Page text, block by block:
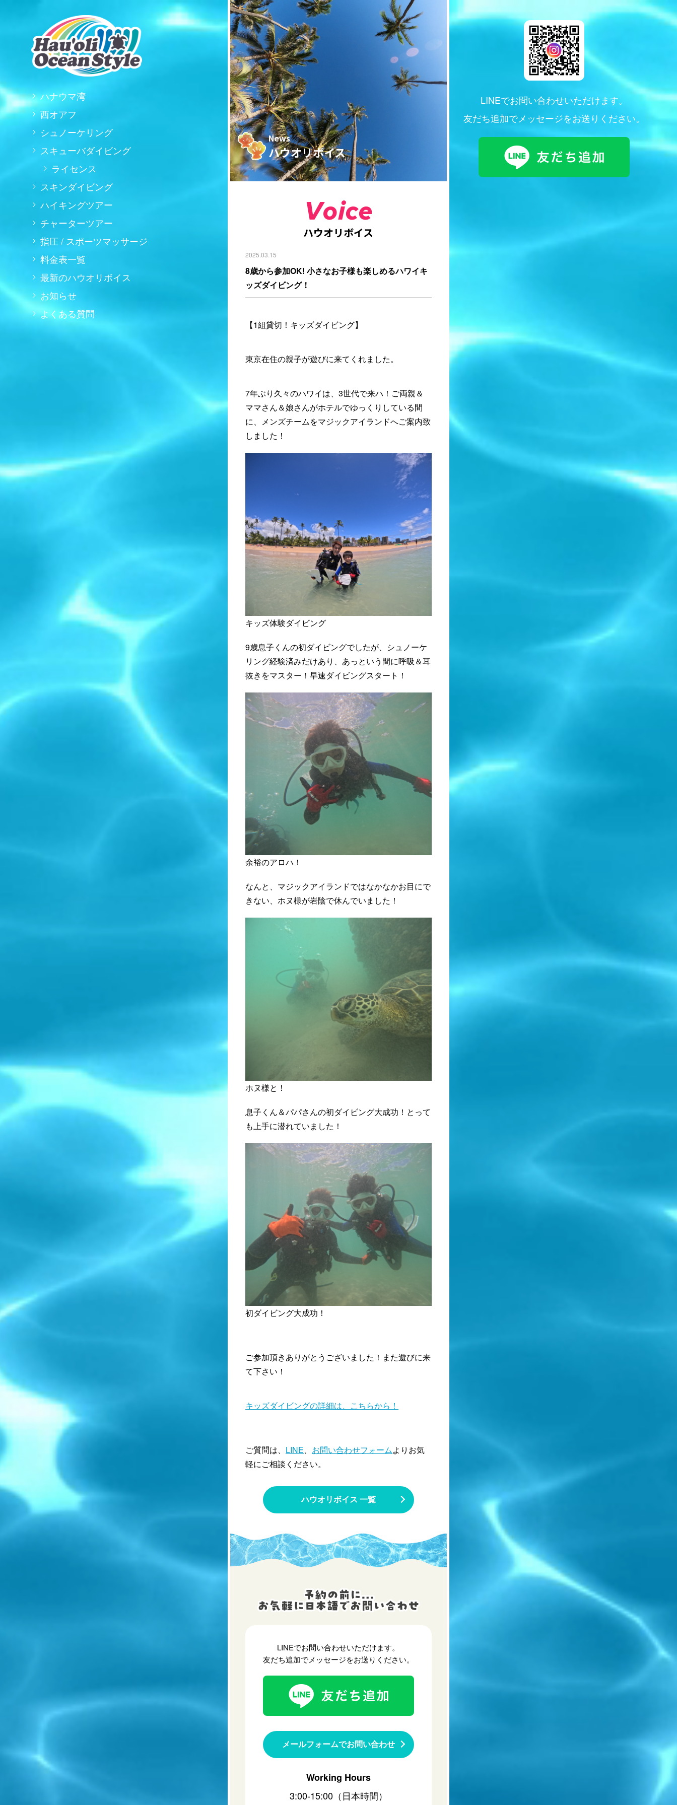
ハナウマ湾
西オアフ
シュノーケリング
スキューバダイビング
ライセンス
スキンダイビング
ハイキングツアー
チャーターツアー
指圧 / スポーツマッサージ
料金表一覧
最新のハウオリボイス
お知らせ
よくある質問
LINEでお問い合わせいただけます。
友だち追加でメッセージをお送りください。
News
ハウオリボイス
Voice
ハウオリボイス
2025.03.15
8歳から参加OK! 小さなお子様も楽しめるハワイキ
ッズダイビング！
【1組貸切！キッズダイビング】
東京在住の親子が遊びに来てくれました。
7年ぶり久々のハワイは、3世代で来ハ！ご両親＆
ママさん＆娘さんがホテルでゆっくりしている間
に、メンズチームをマジックアイランドへご案内致
しました！
キッズ体験ダイビング
9歳息子くんの初ダイビングでしたが、シュノーケ
リング経験済みだけあり、あっという間に呼吸＆耳
抜きをマスター！早速ダイビングスタート！
余裕のアロハ！
なんと、マジックアイランドではなかなかお目にで
きない、ホヌ様が岩陰で休んでいました！
ホヌ様と！
息子くん＆パパさんの初ダイビング大成功！とって
も上手に潜れていました！
初ダイビング大成功！
ご参加頂きありがとうございました！また遊びに来
て下さい！
キッズダイビングの詳細は、こちらから！
ご質問は、 LINE、 お問い合わせフォームよりお気
軽にご相談ください。
ハウオリボイス 一覧
LINEでお問い合わせいただけます。
友だち追加でメッセージをお送りください。
メールフォームでお問い合わせ
Working Hours
3:00-15:00（日本時間）